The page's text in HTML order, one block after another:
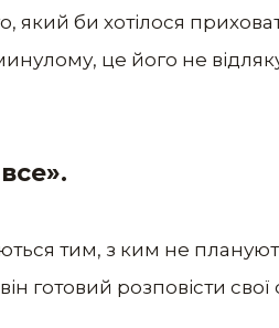
який би хотілося
це його не
тим, з ким не
готовий розповісти